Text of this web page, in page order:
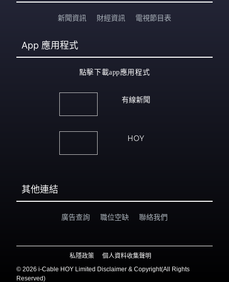
新聞資訊 財經資訊 電視節目表
App 應用程式
點擊下載app應用程式
有線新聞
HOY
其他連結
廣告查詢 職位空缺 聯絡我們
私隱政策
個人資料收集聲明
© 2026 i-Cable HOY Limited Disclaimer & Copyright(All Rights
Reserved)